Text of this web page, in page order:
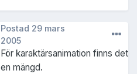
Postad 29 mars
2005
För karaktärsanimation finns det
en mängd.